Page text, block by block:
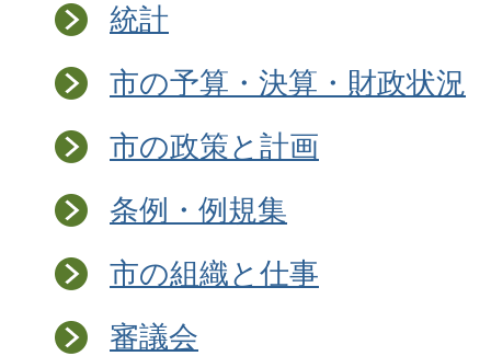
統計
市の予算・決算・財政状況
市の政策と計画
条例・例規集
市の組織と仕事
審議会